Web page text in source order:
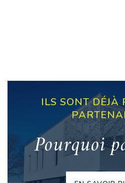
ILS SONT DÉJÀ
Pourquoi